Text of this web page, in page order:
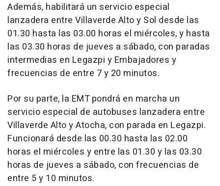
Además, habilitará un servicio especial
lanzadera entre Villaverde Alto y Sol desde las
01.30 hasta las 03.00 horas el miércoles, y hasta
las 03.30 horas de jueves a sábado, con paradas
intermedias en Legazpi y Embajadores y
frecuencias de entre 7 y 20 minutos.
Por su parte, la EMT pondrá en marcha un
servicio especial de autobuses lanzadera entre
Villaverde Alto y Atocha, con parada en Legazpi.
Funcionará desde las 00.30 hasta las 02.00
horas el miércoles y entre las 01.30 y las 03.30
horas de jueves a sábado, con frecuencias de
entre 5 y 10 minutos.